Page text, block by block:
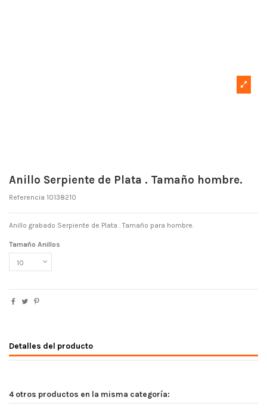
Anillo Serpiente de Plata . Tamaño hombre.
Referencia 10138210
Anillo grabado Serpiente de Plata . Tamaño para hombre.
Tamaño Anillos
Detalles del producto
4 otros productos en la misma categoría: